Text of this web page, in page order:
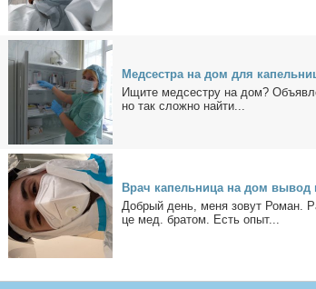
Мед­сест­ра на дом для
Ищи­те мед­сест­ру на дом?
но так слож­но най­ти...
Врач ка­пель­ни­ца на дом вы­вод
Доб­рый день, ме­ня зо­вут Ро­ман.
це мед. бра­том. Есть опыт...